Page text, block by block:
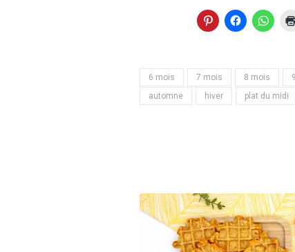
6 mois 7 mois 8 mois
automne
hiver plat du midi